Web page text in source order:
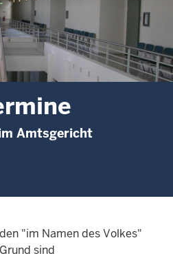
Amtsgericht
"im Namen des Volkes"
sind